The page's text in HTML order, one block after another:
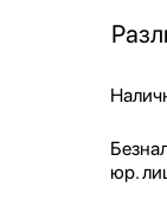
юр.